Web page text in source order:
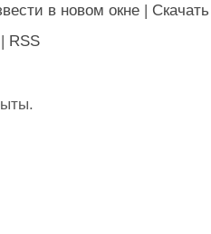
в новом окне | Скачать
| RSS